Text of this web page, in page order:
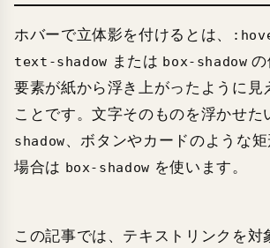
ホバーで立体影を付けるとは、
text-shadow または box-shadow の
要素が紙から浮き上がったように見
ことです。文字そのものを浮かせた
shadow、ボタンやカードのような
場合は box-shadow を使います。
この記事では、テキストリンクを対